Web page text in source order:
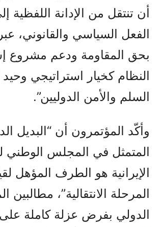
أن تنتقل من الإدانة اللفظية
الفعل السياسي والقانوني،
بحق المقاومة ودعم مشروع
النظام كخيار استراتيجي
السلم والأمن الدوليين”.
وأكّد المؤتمرون أن “البديل
المتمثل في المجلس الوطني
الإيرانية هو الطرف المؤهل
المرحلة الانتقالية”، مطالبين
الدولي بفرض عزلة كاملة